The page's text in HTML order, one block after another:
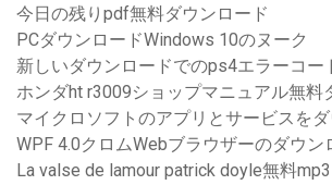
今日の残りpdf無料ダウンロード
PCダウンロードWindows 10のヌーク
新しいダウンロードでのps4エラーコー
ホンダht r3009ショップマニュアル無料
マイクロソフトのアプリとサービスを
WPF 4.0クロムWebブラウザーのダウン
La valse de lamour patrick doyle無料